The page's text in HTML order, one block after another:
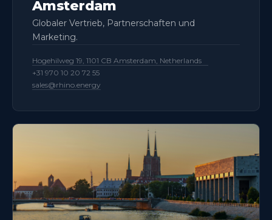
Amsterdam
Globaler Vertrieb, Partnerschaften und
Marketing.
Hogehilweg 19, 1101 CB Amsterdam, Netherlands
+31 970 10 20 72 55
sales@rhino.energy